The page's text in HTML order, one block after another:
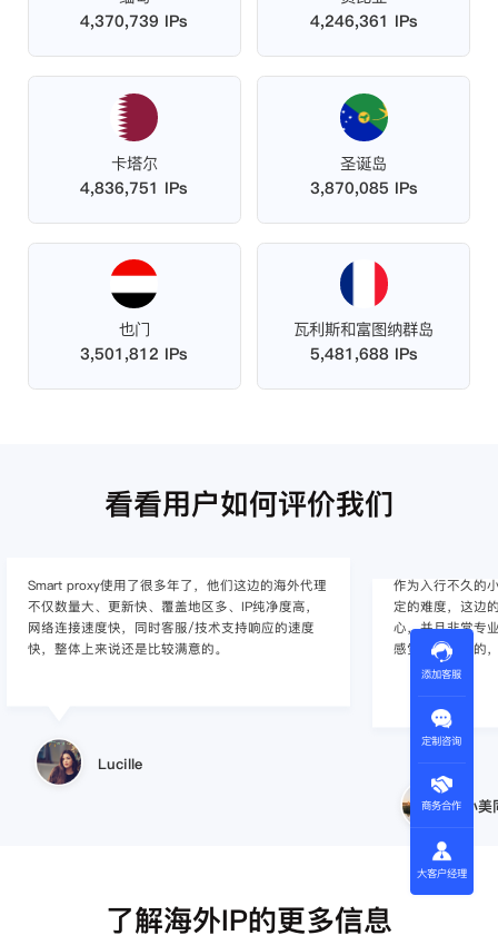
4,370,739 IPs
4,246,361 IPs
卡塔尔
4,836,751 IPs
圣诞岛
3,870,085 IPs
也门
3,501,812 IPs
瓦利斯和富图纳群岛
5,481,688 IPs
看看用户如何评价我们
作为入行不久的小白，上手使用Smart proxy会有一
定的难度，这边的客服人员/技术支持人员非常有耐
心，并且非常专业，很快就上手了，使用体验整体
感觉还是不错的，非常推荐身边的同行使用。
小美同学
作为一家跨境电
上面经营着多个
着强烈的需求，
商，不是断网就
使用效果，体
王伟
了解海外IP的更多信息
添加客服
定制咨询
商务合作
大客户经理